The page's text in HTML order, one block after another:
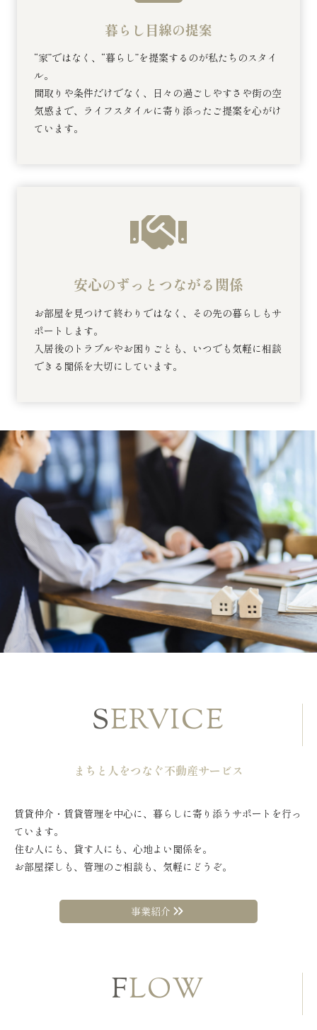
暮らし目線の提案
“家”ではなく、“暮らし”を提案するのが私たちのスタイ
ル。
間取りや条件だけでなく、日々の過ごしやすさや街の空
気感まで、ライフスタイルに寄り添ったご提案を心がけ
ています。
安心のずっとつながる関係
お部屋を見つけて終わりではなく、その先の暮らしもサ
ポートします。
入居後のトラブルやお困りごとも、いつでも気軽に相談
できる関係を大切にしています。
SERVICE
まちと人をつなぐ不動産サービス
賃貸仲介・賃貸管理を中心に、暮らしに寄り添うサポートを行っ
ています。
住む人にも、貸す人にも、心地よい関係を。
お部屋探しも、管理のご相談も、気軽にどうぞ。
事業紹介
FLOW